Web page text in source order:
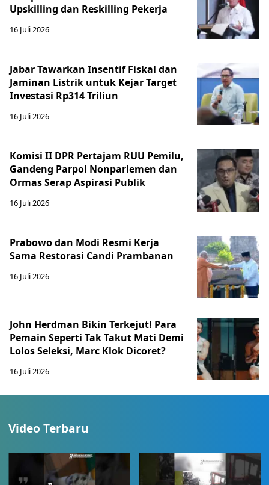
Upskilling dan Reskilling Pekerja
16 Juli 2026
Jabar Tawarkan Insentif Fiskal dan
Jaminan Listrik untuk Kejar Target
Investasi Rp314 Triliun
16 Juli 2026
Komisi II DPR Pertajam RUU Pemilu,
Gandeng Parpol Nonparlemen dan
Ormas Serap Aspirasi Publik
16 Juli 2026
Prabowo dan Modi Resmi Kerja
Sama Restorasi Candi Prambanan
16 Juli 2026
John Herdman Bikin Terkejut! Para
Pemain Seperti Tak Takut Mati Demi
Lolos Seleksi, Marc Klok Dicoret?
16 Juli 2026
Video Terbaru